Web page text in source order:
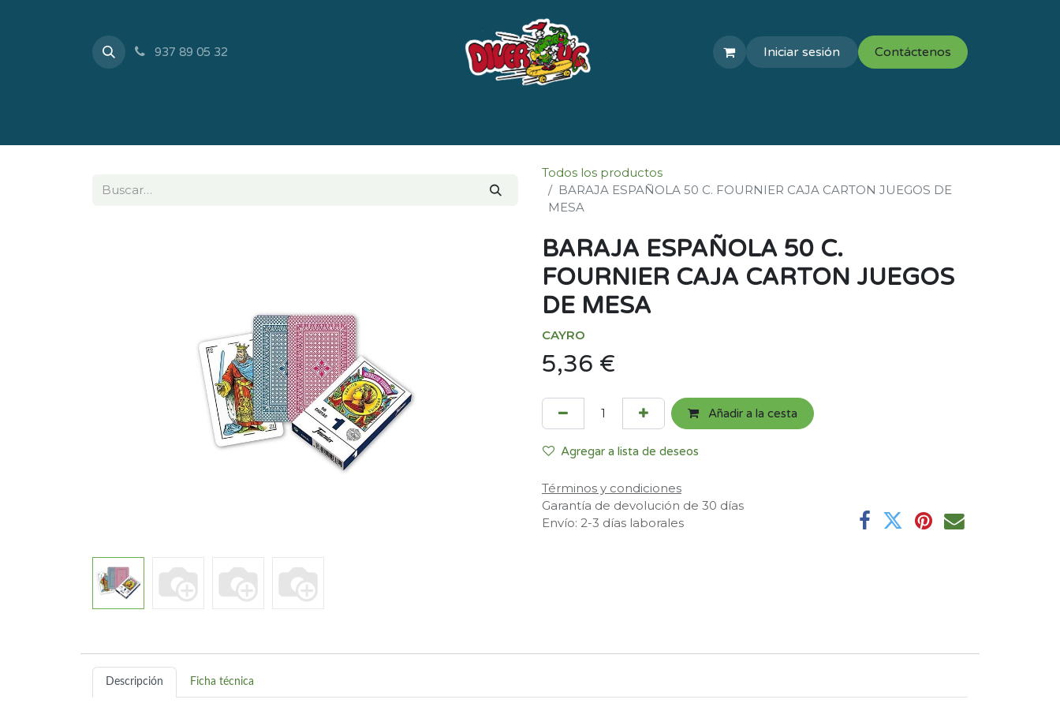
937 89 05 32 Iniciar sesión Contáctenos
Todos los productos
BARAJA ESPAÑOLA 50 C. FOURNIER CAJA CARTON JUEGOS DE
MESA
BARAJA ESPAÑOLA 50 C.
FOURNIER CAJA CARTON JUEGOS
DE MESA
CAYRO
5,36 €
Añadir a la cesta
Agregar a lista de deseos
Términos y condiciones
Garantía de devolución de 30 días
Envío: 2-3 días laborales
Descripción Ficha técnica